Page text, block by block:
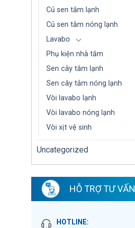
Củ sen tắm lạnh
Củ sen tắm nóng lạnh
Lavabo
Phụ kiện nhà tắm
Sen cây tắm lạnh
Sen cây tắm nóng lạnh
Vòi lavabo lạnh
Vòi lavabo nóng lạnh
Vòi xịt vệ sinh
Uncategorized
HỖ TRỢ TƯ VẤN
HOTLINE: